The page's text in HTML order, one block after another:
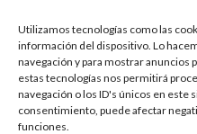
Utilizamos tecnologías como las
información del dispositivo. Lo
navegación y para mostrar anuncios
estas tecnologías nos permitirá
navegación o los ID's únicos en este
consentimiento, puede afectar
funciones.